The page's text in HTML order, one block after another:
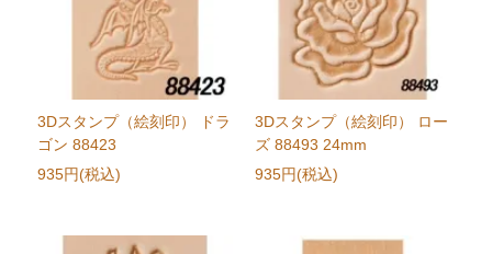
3Dスタンプ（絵刻印） ドラ
ゴン 88423
935円(税込)
3Dスタンプ（絵刻印） ロー
ズ 88493 24mm
935円(税込)